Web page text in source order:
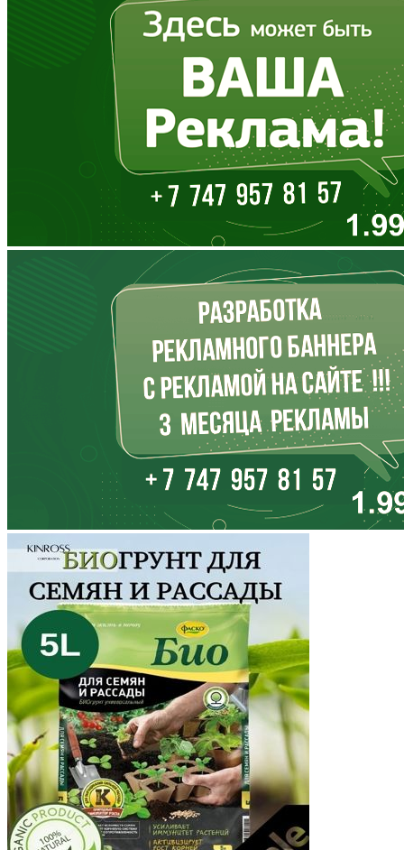
Вологодская область
Дагестан
Еврейская АО
Забайкальский край
Запорожская область
Ивановская область
Иркутская область
Кабардино-Балкария
Калининградская область
Калмыкия
Калужская область
Камчатский край
Карачаево-Черкесия
Карелия
Кемеровская область
Кировская область
Коми
Корякский округ
Костромская область
Краснодарский край
Красноярский край
Крым